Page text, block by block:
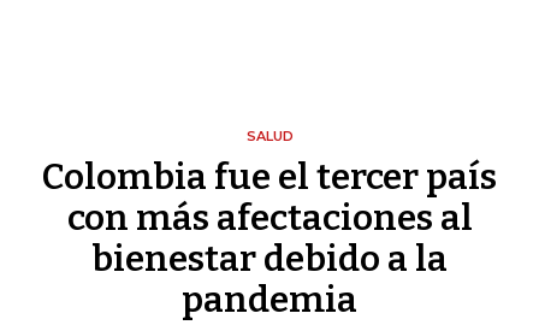
SALUD
Colombia fue el tercer país
con más afectaciones al
bienestar debido a la
pandemia